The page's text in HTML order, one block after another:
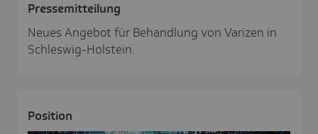
Pres­se­mit­tei­lung
Neues Angebot für Behandlung von Varizen in
Schleswig-Holstein.
Posi­tion